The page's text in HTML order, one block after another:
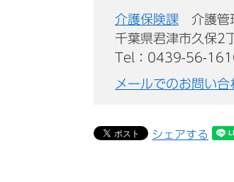
介護保険課
介護管
千葉県君津市久保2
Tel：0439-56-
メールでのお問い合
シェアする